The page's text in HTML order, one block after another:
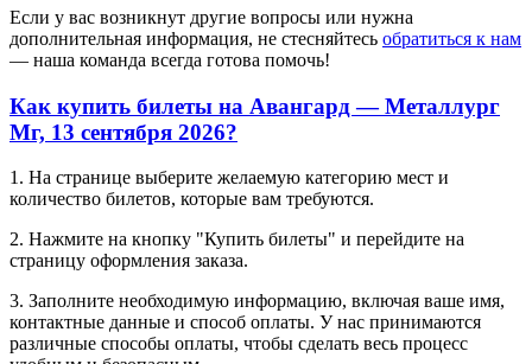
Если у вас возникнут другие вопросы или нужна
дополнительная информация, не стесняйтесь обратиться к нам
— наша команда всегда готова помочь!
Как купить билеты на Авангард — Металлург
Мг, 13 сентября 2026?
1. На странице выберите желаемую категорию мест и
количество билетов, которые вам требуются.
2. Нажмите на кнопку "Купить билеты" и перейдите на
страницу оформления заказа.
3. Заполните необходимую информацию, включая ваше имя,
контактные данные и способ оплаты. У нас принимаются
различные способы оплаты, чтобы сделать весь процесс